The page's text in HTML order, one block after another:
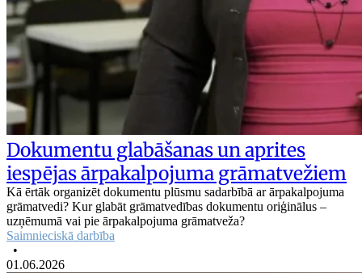
Dokumentu glabāšanas un aprites
iespējas ārpakalpojuma grāmatvežiem
Kā ērtāk organizēt dokumentu plūsmu sadarbībā ar ārpakalpojuma
grāmatvedi? Kur glabāt grāmatvedības dokumentu oriģinālus –
uzņēmumā vai pie ārpakalpojuma grāmatveža?
Saimnieciskā darbība
•
01.06.2026